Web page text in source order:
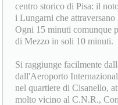
centro storico di Pisa: il
i Lungarni che
Ogni 15 minuti comunque
di Mezzo in soli 10 minuti.
Si raggiunge facilmente
dall'Aeroporto
nel quartiere di Cisanello,
molto vicino al C.N.R.,